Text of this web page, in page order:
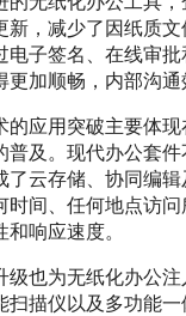
新，减少了因纸质
电子签名、在线审
加顺畅，内部沟通
的应用突破主要体
普及。现代办公套
了云存储、协同编
时间、任何地点访
响应速度。
级也为无纸化办公
扫描仪以及多功能